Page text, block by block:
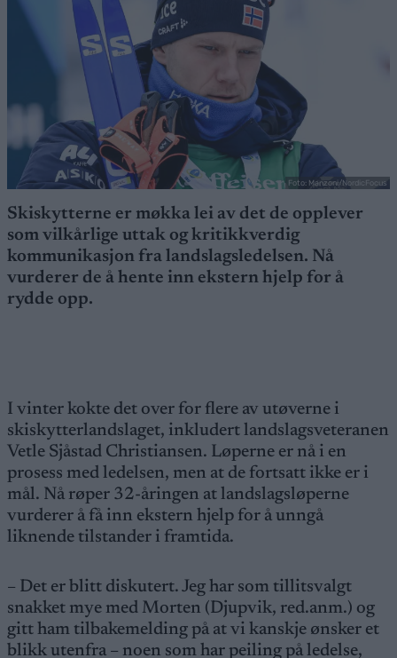
Foto: Manzoni/NordicFocus
Skiskytterne er møkka lei av det de opplever
som vilkårlige uttak og kritikkverdig
kommunikasjon fra landslagsledelsen. Nå
vurderer de å hente inn ekstern hjelp for å
rydde opp.
I vinter kokte det over for flere av utøverne i
skiskytterlandslaget, inkludert landslagsveteranen
Vetle Sjåstad Christiansen. Løperne er nå i en
prosess med ledelsen, men at de fortsatt ikke er i
mål. Nå røper 32-åringen at landslagsløperne
vurderer å få inn ekstern hjelp for å unngå
liknende tilstander i framtida.
– Det er blitt diskutert. Jeg har som tillitsvalgt
snakket mye med Morten (Djupvik, red.anm.) og
gitt ham tilbakemelding på at vi kanskje ønsker et
blikk utenfra – noen som har peiling på ledelse,